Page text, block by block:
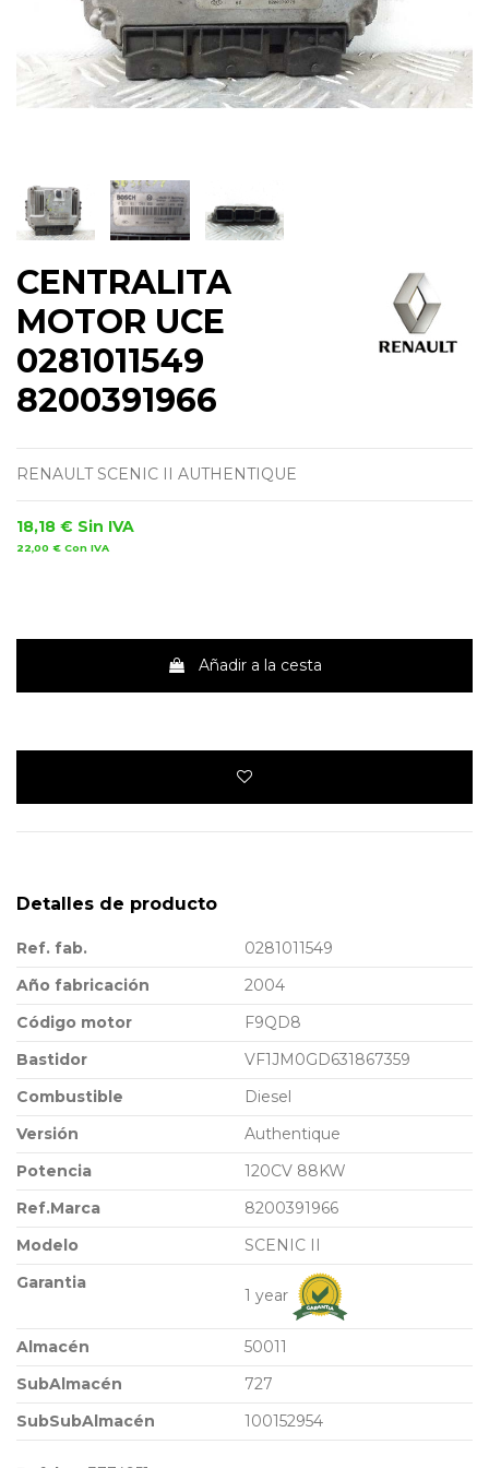
CENTRALITA
MOTOR UCE
0281011549
8200391966
RENAULT SCENIC II AUTHENTIQUE
18,18 € Sin IVA
22,00 € Con IVA
Añadir a la cesta
Detalles de producto
Ref. fab.
0281011549
Año fabricación
2004
Código motor
F9QD8
Bastidor
VF1JM0GD631867359
Combustible
Diesel
Versión
Authentique
Potencia
120CV 88KW
Ref.Marca
8200391966
Modelo
SCENIC II
Garantia
1 year
Almacén
50011
SubAlmacén
727
SubSubAlmacén
100152954